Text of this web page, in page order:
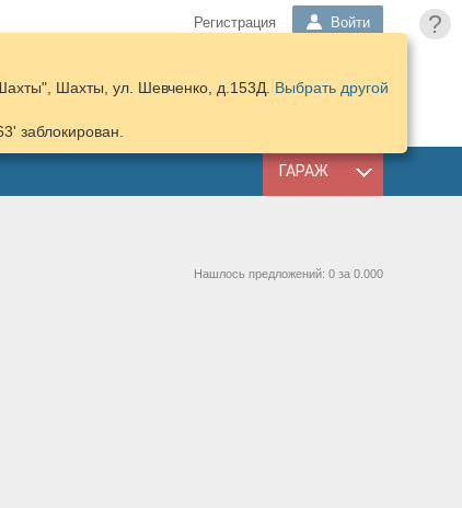
?
Регистрация Войти
КОРЗИНА
ПОДОБРАТЬ
ГАРАЖ
Шахты, ул. Шевченко, д.153Д. Выбрать другой
заблокирован.
Нашлось предложений: 0 за 0.000